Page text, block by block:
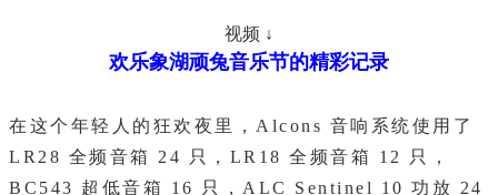
视频 ↓
欢乐象湖顽兔音乐节的精彩记录
在这个年轻人的狂欢夜里，Alcons 音响系统使用了
LR28 全频音箱 24 只，LR18 全频音箱 12 只，
BC543 超低音箱 16 只，ALC Sentinel 10 功放 24